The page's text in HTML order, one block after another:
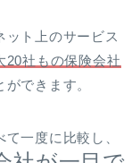
ット上のサービス
20社もの保険会社
ができます。
一度に比較し、